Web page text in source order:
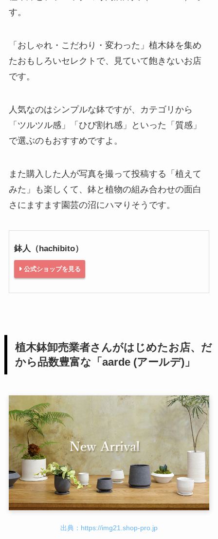
す。
「おしゃれ・こだわり・変わった」植木鉢を集め
たおもしろいセレクトで、見ていて飽きないお店
です。
人気なのはシンプルな鉢ですが、カテゴリから
「ツルツル感」「ひび割れ感」といった「質感」
で選ぶのもおすすめですよ。
また購入した人が写真を撮って投稿する「植えて
みた」も楽しくて、鉢と植物の組み合わせの面白
さにますます園芸の沼にハマりそうです。
鉢人（hachibito）
公式ショップを見る
植木鉢卸売業者さんがはじめたお店、だ
から品数豊富な「aarde (アールデ)」
出典：https://img21.shop-pro.jp